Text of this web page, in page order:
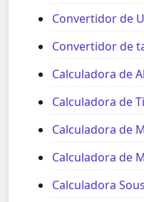
Convertidor de
Convertidor de
Calculadora de
Calculadora de
Calculadora de
Calculadora de
Calculadora